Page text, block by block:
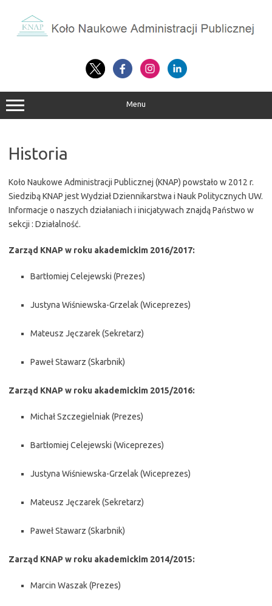
Menu
Historia
Koło Naukowe Administracji Publicznej (KNAP) powstało w 2012 r.
Siedzibą KNAP jest Wydział Dziennikarstwa i Nauk Politycznych UW.
Informacje o naszych działaniach i inicjatywach znajdą Państwo w
sekcji : Działalność.
Zarząd KNAP w roku akademickim 2016/2017:
Bartłomiej Celejewski (Prezes)
Justyna Wiśniewska-Grzelak (Wiceprezes)
Mateusz Jęczarek (Sekretarz)
Paweł Stawarz (Skarbnik)
Zarząd KNAP w roku akademickim 2015/2016:
Michał Szczegielniak (Prezes)
Bartłomiej Celejewski (Wiceprezes)
Justyna Wiśniewska-Grzelak (Wiceprezes)
Mateusz Jęczarek (Sekretarz)
Paweł Stawarz (Skarbnik)
Zarząd KNAP w roku akademickim 2014/2015:
Marcin Waszak (Prezes)